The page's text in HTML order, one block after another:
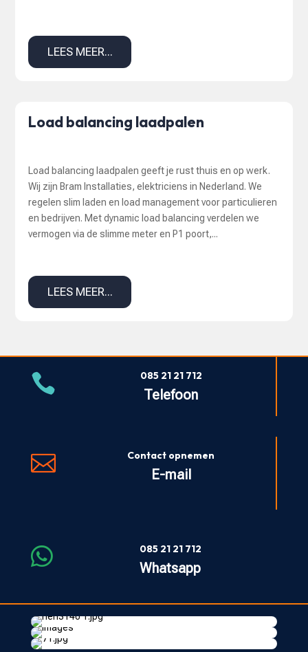
LEES MEER...
Load balancing laadpalen
Load balancing laadpalen geeft je rust thuis en op werk.
Wij zijn Bram Installaties, elektriciens in Nederland. We
regelen slim laden en load management voor particulieren
en bedrijven. Met dynamic load balancing verdelen we
vermogen via de slimme meter en P1 poort,...
LEES MEER...
 085 21 21 712
Telefoon
 Contact opnemen
E-mail
 085 21 21 712
Whatsapp